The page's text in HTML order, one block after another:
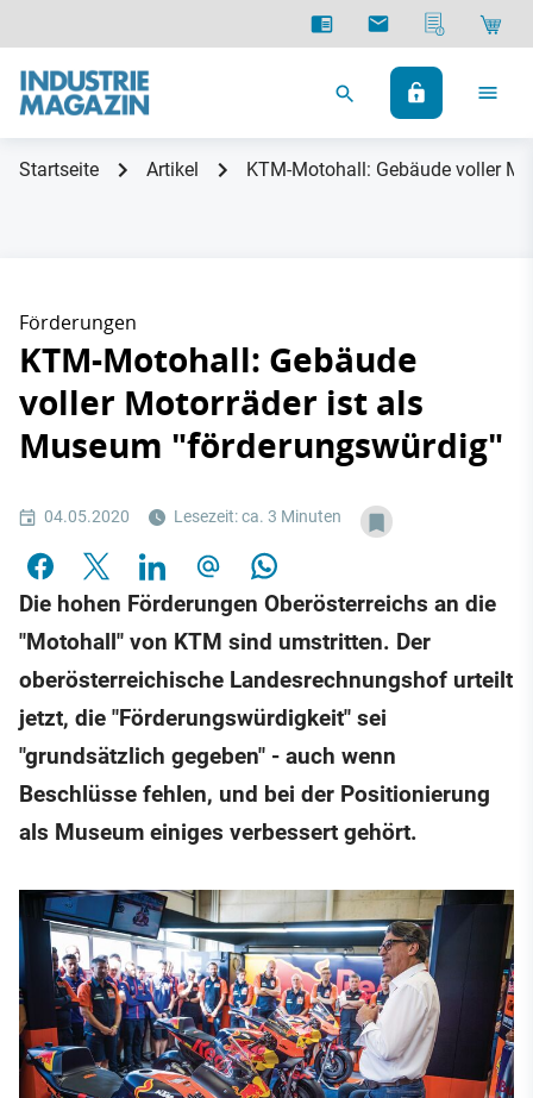
Startseite Artikel KTM-Motohall: Gebäude voller
Förderungen
KTM-Motohall: Gebäude
voller Motorräder ist als
Museum "förderungswürdig"
04.05.2020 Lesezeit: ca. 3 Minuten
Die hohen Förderungen Oberösterreichs an die
"Motohall" von KTM sind umstritten. Der
oberösterreichische Landesrechnungshof urteilt
jetzt, die "Förderungswürdigkeit" sei
"grundsätzlich gegeben" - auch wenn
Beschlüsse fehlen, und bei der Positionierung
als Museum einiges verbessert gehört.